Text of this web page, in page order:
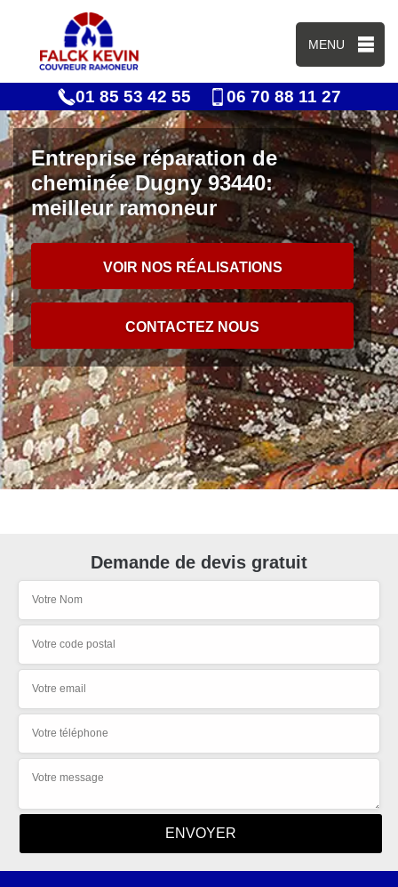
MENU
01 85 53 42 55 06 70 88 11 27
Entreprise réparation de
cheminée Dugny 93440:
meilleur ramoneur
VOIR NOS RÉALISATIONS
CONTACTEZ NOUS
Demande de devis gratuit